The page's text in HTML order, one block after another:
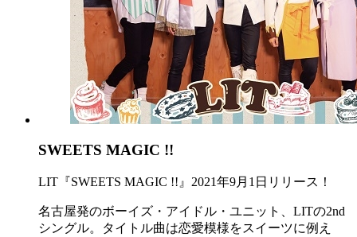
SWEETS MAGIC !!
LIT『SWEETS MAGIC !!』2021年9月1日リリース！
名古屋発のボーイズ・アイドル・ユニット、LITの2nd
シングル。タイトル曲は恋愛模様をスイーツに例え